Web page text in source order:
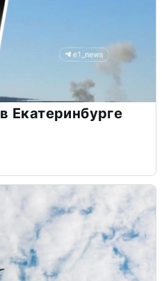
Екатеринбурге